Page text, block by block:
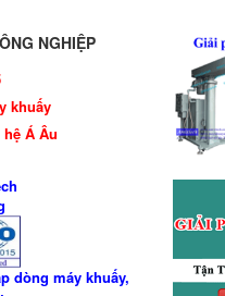
NGHIỆP
khuấy
Á Âu
dòng máy khuấy,